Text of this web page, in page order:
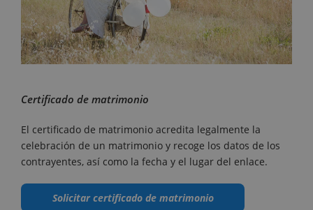
Certificado de matrimonio
El certificado de matrimonio acredita legalmente la
celebración de un matrimonio y recoge los datos de los
contrayentes, así como la fecha y el lugar del enlace.
Solicitar certificado de matrimonio